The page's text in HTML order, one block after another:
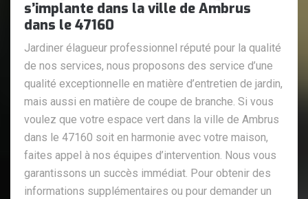
s’implante dans la ville de Ambrus
dans le 47160
Jardiner élagueur professionnel réputé pour la qualité
de nos services, nous proposons des service d’une
qualité exceptionnelle en matière d’entretien de jardin,
mais aussi en matière de coupe de branche. Si vous
voulez que votre espace vert dans la ville de Ambrus
dans le 47160 soit en harmonie avec votre maison,
faites appel à nos équipes d’intervention. Nous vous
garantissons un succès immédiat. Pour obtenir des
informations supplémentaires ou pour demander un